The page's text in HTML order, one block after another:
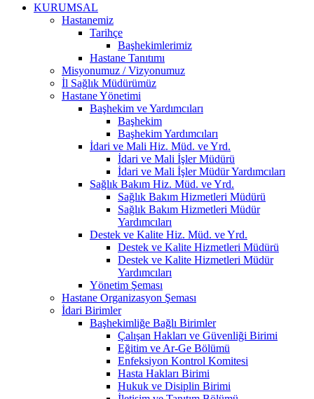
KURUMSAL
Hastanemiz
Tarihçe
Başhekimlerimiz
Hastane Tanıtımı
Misyonumuz / Vizyonumuz
İl Sağlık Müdürümüz
Hastane Yönetimi
Başhekim ve Yardımcıları
Başhekim
Başhekim Yardımcıları
İdari ve Mali Hiz. Müd. ve Yrd.
İdari ve Mali İşler Müdürü
İdari ve Mali İşler Müdür Yardımcıları
Sağlık Bakım Hiz. Müd. ve Yrd.
Sağlık Bakım Hizmetleri Müdürü
Sağlık Bakım Hizmetleri Müdür
Yardımcıları
Destek ve Kalite Hiz. Müd. ve Yrd.
Destek ve Kalite Hizmetleri Müdürü
Destek ve Kalite Hizmetleri Müdür
Yardımcıları
Yönetim Şeması
Hastane Organizasyon Şeması
İdari Birimler
Başhekimliğe Bağlı Birimler
Çalışan Hakları ve Güvenliği Birimi
Eğitim ve Ar-Ge Bölümü
Enfeksiyon Kontrol Komitesi
Hasta Hakları Birimi
Hukuk ve Disiplin Birimi